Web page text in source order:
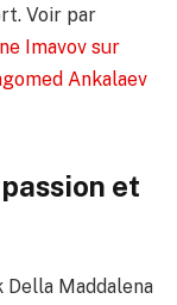
Voir par
Imavov sur
Ankalaev
et
Della Maddalena